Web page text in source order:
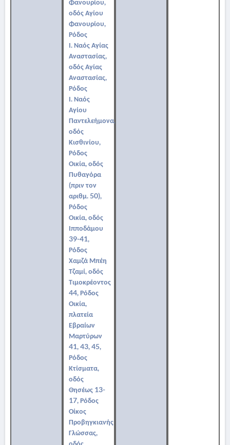
Φανουρίου,
οδός Αγίου
Φανουρίου,
Ρόδος
Ι. Ναός Αγίας
Αναστασίας,
οδός Αγίας
Αναστασίας,
Ρόδος
Ι. Ναός
Αγίου
Παντελεήμονα,
οδός
Κισθινίου,
Ρόδος
Οικία, οδός
Πυθαγόρα
(πριν τον
αριθμ. 50),
Ρόδος
Οικία, οδός
Ιπποδάμου
39-41,
Ρόδος
Χαμζά Μπέη
Τζαμί, οδός
Τιμοκρέοντος
44, Ρόδος
Οικία,
πλατεία
Εβραίων
Μαρτύρων
41, 43, 45,
Ρόδος
Κτίσματα,
οδός
Θησέως 13-
17, Ρόδος
Οίκος
Προβηγκιανής
Γλώσσας,
οδός